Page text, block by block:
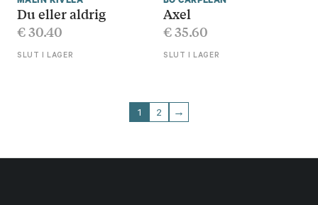
Du eller aldrig
€30.40
SLUT I LAGER
Axel
€35.60
SLUT I LAGER
1 2 →